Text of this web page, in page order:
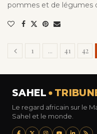
pommes et de légumes
1 … 41 42
SAHEL
Le regard africain sur le
Sahel et le monde.